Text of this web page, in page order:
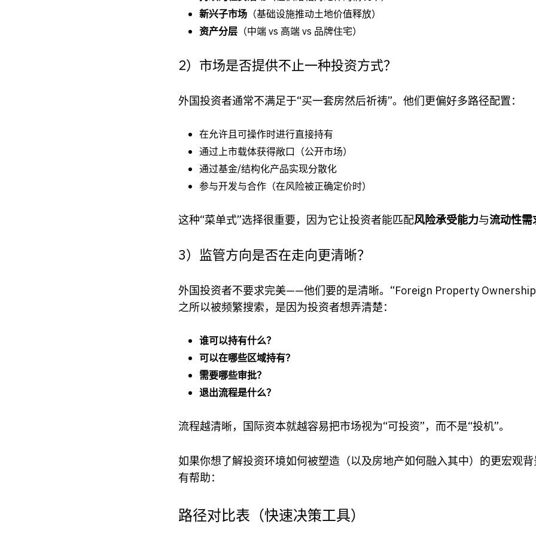
新兴子市场 （基础设施推动土地价值释放）
资产分层 （中端 vs 高端 vs 品牌住宅）
2）市场是否提供不止一种投资方式？
外国投资者通常不满足于“买一套房然后祈祷”。他们更偏好多路径配置：
在允许且可操作时进行直接持有
通过上市载体获得敞口（公开市场）
通过基金/结构化产品实现分散化
参与开发与合作（在风险被正确定价时）
这种“菜单式”选择很重要，因为它让投资者能匹配风险承受能力与流动性需
3）监管方向是否在走向更清晰？
外国投资者不要求完美——他们要的是清晰。“Foreign Property
之所以被频繁搜索，是因为投资者想弄清楚：
谁可以持有什么？
可以在哪些区域持有？
需要哪些审批？
退出流程是什么？
流程越清晰，国际资本就越容易把市场视为“可投资”，而不是“投机”。
如果你想了解投资环境如何被塑造（以及房地产如何融入其中）的更宏观
有帮助：
路径对比表（快速决策工具）